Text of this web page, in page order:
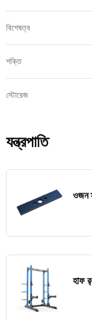
বিশেষত্ব
শক্তি
স্টোরেজ
যন্ত্রপাতি
ওজন
হাফ